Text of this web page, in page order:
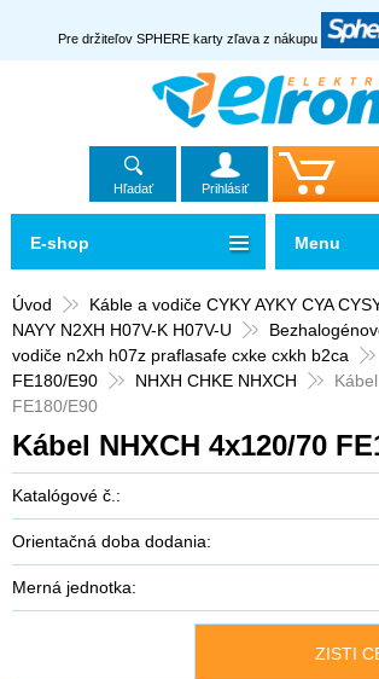
Pre držiteľov SPHERE karty zľava z nákupu
Hľadať Prihlásiť
Úvod
Káble a vodiče CYKY AYKY CYA
NAYY N2XH H07V-K H07V-U
vodiče n2xh h07z praflasafe cxke cxkh b2ca
FE180/E90
NHXH CHKE NHXCH
FE180/E90
Kábel NHXCH 4x120/70
Katalógové č.:
Orientačná doba dodania:
Merná jednotka:
ZISTI
E-shop Menu